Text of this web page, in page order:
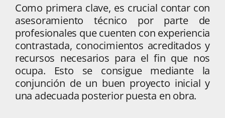
Como primera clave, es crucial contar con
asesoramiento técnico por parte de
profesionales que cuenten con experiencia
contrastada, conocimientos acreditados y
recursos necesarios para el fin que nos
ocupa. Esto se consigue mediante la
conjunción de un buen proyecto inicial y
una adecuada posterior puesta en obra.